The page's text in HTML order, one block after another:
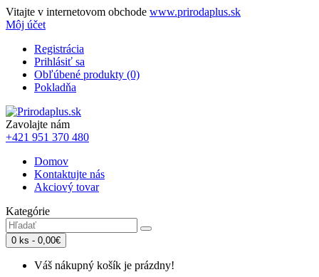
Vitajte v internetovom obchode www.prirodaplus.sk
Môj účet
Registrácia
Prihlásiť sa
Obľúbené produkty (0)
Pokladňa
Zavolajte nám
+421 951 370 480
Domov
Kontaktujte nás
Akciový tovar
Kategórie
0 ks - 0,00€
Váš nákupný košík je prázdny!